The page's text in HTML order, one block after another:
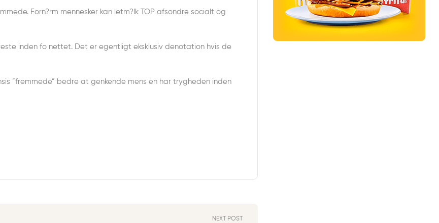
Forn?rm mennesker kan letm?lk TOP afsondre socialt og
inden fo nettet. Det er egentligt eksklusiv denotation hvis de
”fremmede” bedre at genkende mens en har trygheden inden
NEXT POST